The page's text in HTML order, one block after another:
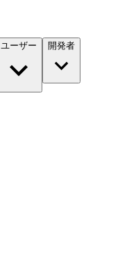
ユーザー 開発者​